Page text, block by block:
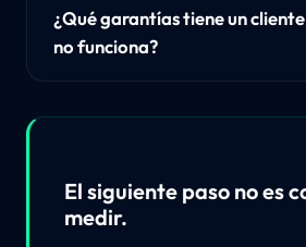
¿Qué garantías tiene un
no funciona?
El siguiente paso no es
medir.